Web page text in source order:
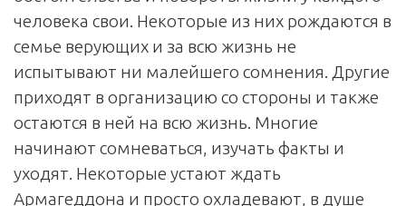
человека свои. Некоторые из них рождаются в
семье верующих и за всю жизнь не
испытывают ни малейшего сомнения. Другие
приходят в организацию со стороны и также
остаются в ней на всю жизнь. Многие
начинают сомневаться, изучать факты и
уходят. Некоторые устают ждать
Армагеддона и просто охладевают, в душе